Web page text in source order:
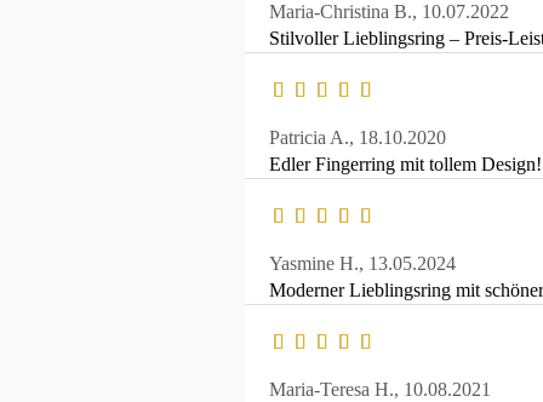
Maria-Christina B., 10.07.2022
Stilvoller Lieblingsring – Preis-
Patricia A., 18.10.2020
Edler Fingerring mit tollem Design!
Yasmine H., 13.05.2024
Moderner Lieblingsring mit
Maria-Teresa H., 10.08.2021